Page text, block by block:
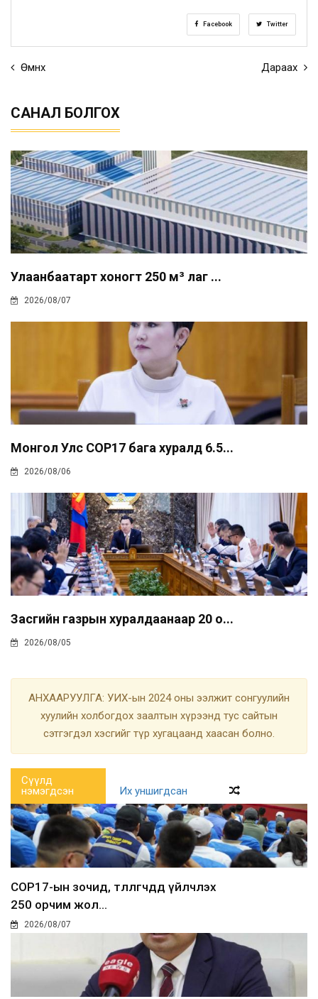
Facebook Twitter
Өмнөх Дараах
САНАЛ БОЛГОХ
Улаанбаатарт хоногт 250 м³ лаг ...
2026/08/07
Монгол Улс COP17 бага хуралд 6.5...
2026/08/06
Засгийн газрын хуралдаанаар 20 о...
2026/08/05
АНХААРУУЛГА: УИХ-ын 2024 оны ээлжит сонгуулийн
хуулийн холбогдох заалтын хүрээнд тус сайтын
сэтгэгдэл хэсгийг түр хугацаанд хаасан болно.
Сүүлд
нэмэгдсэн
Их уншигдсан
COP17-ын зочид, төлөөлөгчдөд үйлчлэх
250 орчим жол...
2026/08/07